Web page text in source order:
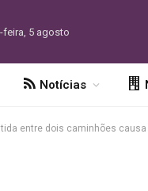
feira, 5 agosto
Notícias
entre dois caminhões